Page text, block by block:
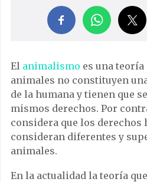
El animalismo es una
animales no constituyen
de la humana y tienen que
mismos derechos. Por
considera que los derechos
consideran diferentes y
animales.
En la actualidad la teoría